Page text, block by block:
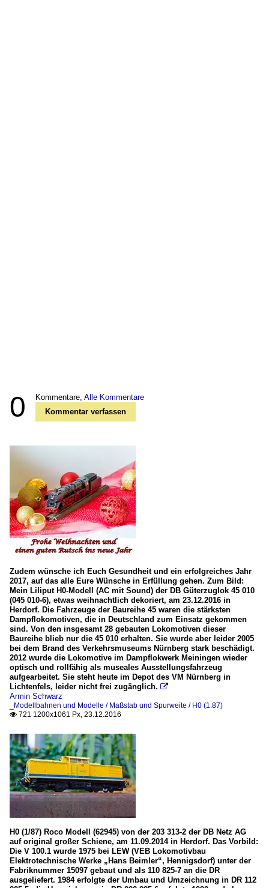
0 Kommentare, Alle Kommentare
Kommentar verfassen
Zudem wünsche ich Euch Gesundheit und ein erfolgreiches Jahr
2017, auf das alle Eure Wünsche in Erfüllung gehen. Zum Bild:
Mein Liliput H0-Modell (AC mit Sound) der DB Güterzuglok 45 010
(045 010-6), etwas weihnachtlich dekoriert, am 23.12.2016 in
Herdorf. Die Fahrzeuge der Baureihe 45 waren die stärksten
Dampflokomotiven, die in Deutschland zum Einsatz gekommen
sind. Von den insgesamt 28 gebauten Lokomotiven dieser
Baureihe blieb nur die 45 010 erhalten. Sie wurde aber leider 2005
bei dem Brand des Verkehrsmuseums Nürnberg stark beschädigt.
2012 wurde die Lokomotive im Dampflokwerk Meiningen wieder
optisch und rollfähig als museales Ausstellungsfahrzeug
aufgearbeitet. Sie steht heute im Depot des VM Nürnberg in
Lichtenfels, leider nicht frei zugänglich. 
Armin Schwarz
_Modellbahnen und Modelle / Maßstab und Spurweite / H0 (1:87)
 721 1200x1061 Px, 23.12.2016
H0 (1/87) Roco Modell (62945) von der 203 313-2 der DB Netz AG
auf original großer Schiene, am 11.09.2014 in Herdorf. Das Vorbild:
Die V 100.1 wurde 1975 bei LEW (VEB Lokomotivbau
Elektrotechnische Werke „Hans Beimler“, Hennigsdorf) unter der
Fabriknummer 15097 gebaut und als 110 825-7 an die DR
ausgeliefert. 1984 erfolgte der Umbau und Umzeichnung in DR 112